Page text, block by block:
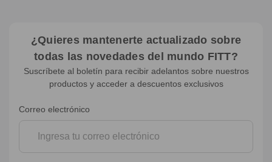
¿Quieres mantenerte actualizado sobre
todas las novedades del mundo FITT?
Suscríbete al boletín para recibir adelantos sobre nuestros
productos y acceder a descuentos exclusivos
Suscripción
boletín
Correo electrónico